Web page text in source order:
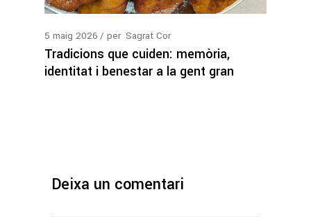
5 maig 2026 per Sagrat Cor
Tradicions que cuiden: memòria,
identitat i benestar a la gent gran
Deixa un comentari